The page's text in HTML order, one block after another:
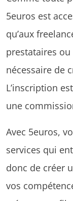
5euros est
qu’aux
prestataires
nécessaire de
L’inscription
une
Avec 5euros,
services qui
donc de créer
vos